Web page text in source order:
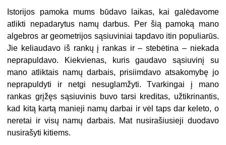
Istorijos pamoka mums būdavo laikas, kai galėdavome
atlikti nepadarytus namų darbus. Per šią pamoką mano
algebros ar geometrijos sąsiuviniai tapdavo itin populiarūs.
Jie keliaudavo iš rankų į rankas ir – stebėtina – niekada
neprapuldavo. Kiekvienas, kuris gaudavo sąsiuvinį su
mano atliktais namų darbais, prisiimdavo atsakomybę jo
neprapuldyti ir netgi nesuglamžyti. Tvarkingai į mano
rankas grįžęs sąsiuvinis buvo tarsi kreditas, užtikrinantis,
kad kitą kartą manieji namų darbai ir vėl taps dar keleto, o
neretai ir visų namų darbais. Mat nusirašiusieji duodavo
nusirašyti kitiems.